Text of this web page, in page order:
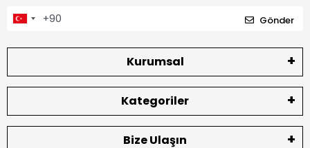
Gönder
Kurumsal
Kategoriler
Bize Ulaşın